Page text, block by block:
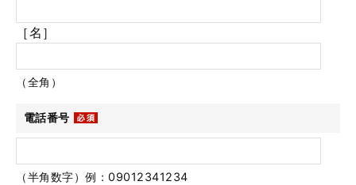
［名］
（全角）
電話番号
（半角数字）例：09012341234